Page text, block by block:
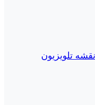
تلویزیون